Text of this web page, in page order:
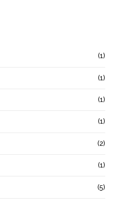
(1)
(1)
(1)
(1)
(2)
(1)
(5)